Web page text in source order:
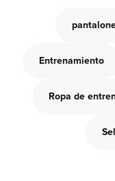
Entrenamiento
Ropa de